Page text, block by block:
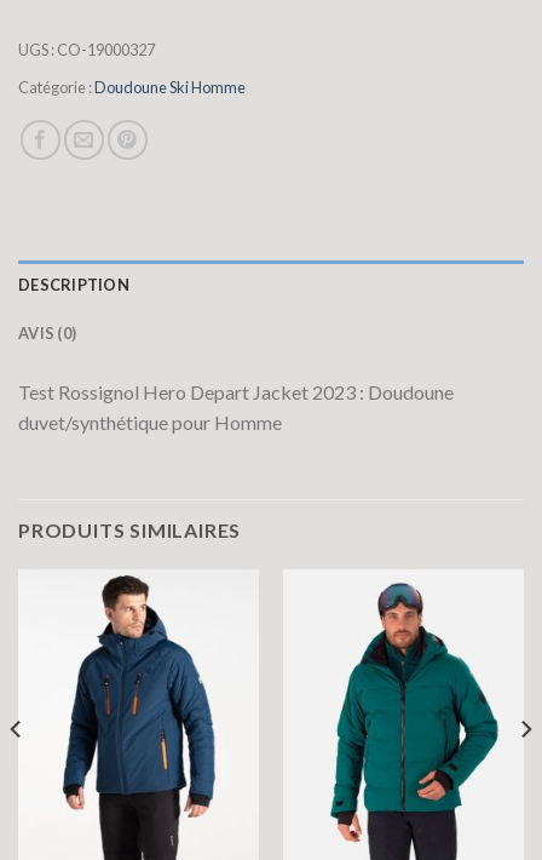
UGS :CO-19000327
Catégorie :Doudoune Ski Homme
DESCRIPTION
AVIS (0)
Test Rossignol Hero Depart Jacket 2023 : Doudoune
duvet/synthétique pour Homme
PRODUITS SIMILAIRES